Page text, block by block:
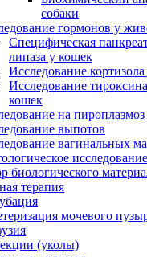
собаки
гормонов у
Специфическая
липаза у кошек
Исследование кортизола
Исследование
кошек
на пироплазмоз
выпотов
вагинальных
биологического
терапия
мочевого
(уколы)